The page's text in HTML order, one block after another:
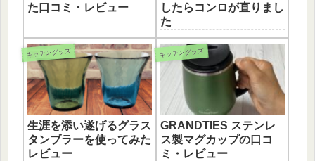
た口コミ・レビュー
したらコンロが直りまし
た
キッチングッズ
生涯を添い遂げるグラス
タンブラーを使ってみた
レビュー
キッチングッズ
GRANDTIES ステンレ
ス製マグカップの口コ
ミ・レビュー